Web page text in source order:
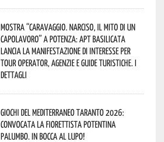
Mostra “Caravaggio. Narciso, il mito di un
capolavoro” a Potenza: APT Basilicata
lancia la manifestazione di interesse per
Tour Operator, Agenzie e Guide Turistiche. I
dettagli
Giochi del Mediterraneo Taranto 2026:
convocata la fiorettista potentina
Palumbo. In bocca al lupo!